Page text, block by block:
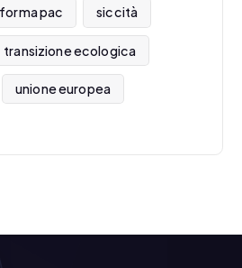
pac siccità
transizione ecologica
unione europea